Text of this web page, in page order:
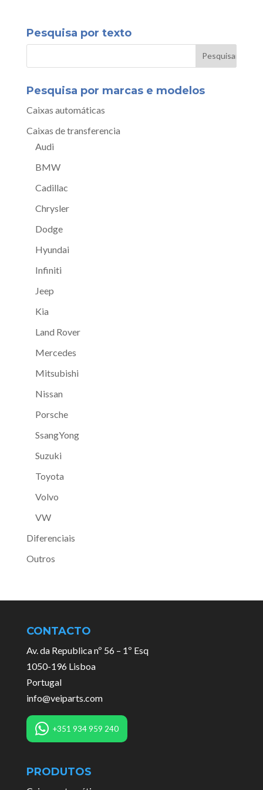
Pesquisa por texto
Pesquisa por marcas e modelos
Caixas automáticas
Caixas de transferencia
Audi
BMW
Cadillac
Chrysler
Dodge
Hyundai
Infiniti
Jeep
Kia
Land Rover
Mercedes
Mitsubishi
Nissan
Porsche
SsangYong
Suzuki
Toyota
Volvo
VW
Diferenciais
Outros
CONTACTO
Av. da Republica nº 56 – 1º Esq
1050-196 Lisboa
Portugal
info@veiparts.com
+351 934 959 240
PRODUTOS